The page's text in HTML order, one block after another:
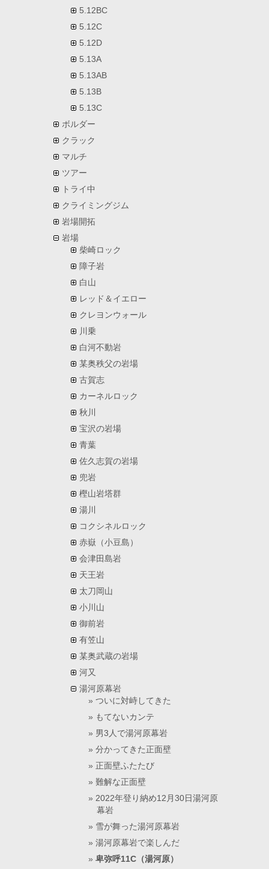
5.12BC
5.12C
5.12D
5.13A
5.13AB
5.13B
5.13C
ボルダー
クラック
マルチ
ツアー
トライ中
クライミングジム
岩場開拓
岩場
柴崎ロック
障子岩
白山
レッド＆イエロー
クレヨンウォール
川乗
白河不動岩
某奥秩父の岩場
古賀志
カーネルロック
秋川
宝沢の岩場
青葉
佐久志賀の岩場
兜岩
樫山岩塔群
湯川
コクシネルロック
赤嶽（小豆島）
会津田島岩
天王岩
太刀岡山
小川山
御前岩
有笠山
某奥武蔵の岩場
河又
湯河原幕岩
ついに対峙してきた
もてないカンテ
男3人で湯河原幕岩
分かってきた正面壁
正面壁ふたたび
難解な正面壁
2022年登り納め12月30日湯河原
幕岩
雪が舞った湯河原幕岩
湯河原幕岩で楽しんだ
卑弥呼11C（湯河原）